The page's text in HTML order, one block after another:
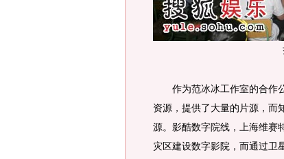
作为范冰冰工作室的合作公
资源，提供了大量的片源，而
源。影酷数字院线，上海维赛
灾区建设数字影院，而通过卫